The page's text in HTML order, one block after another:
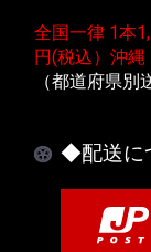
全国一律 1本
円(税込）沖縄
（都道府県別
◆配送に